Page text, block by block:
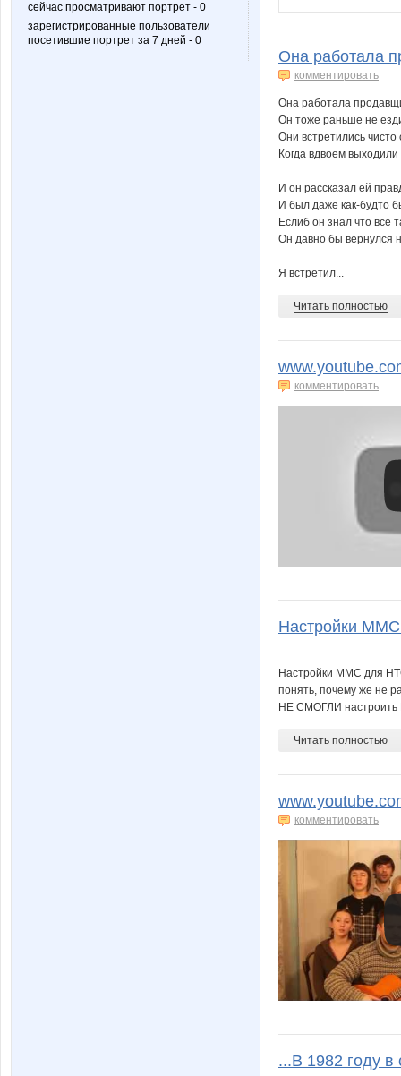
сейчас просматривают портрет - 0
зарегистрированные пользователи
посетившие портрет за 7 дней - 0
Она работала
комментировать
Она работала
Он тоже раньше не
Они встретились чисто
Когда вдвоем выходили
И он рассказал ей
И был даже как-будто
Еслиб он знал что все
Он давно бы вернулся
Я встретил...
Читать полностью
комментировать
Настройки
Настройки ММС для
понять, почему же не
НЕ СМОГЛИ настроить
Читать полностью
комментировать
...В 1982 году в